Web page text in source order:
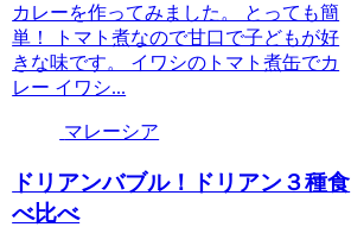
カレーを作ってみました。 とっても簡
単！ トマト煮なので甘口で子どもが好
きな味です。 イワシのトマト煮缶でカ
レー イワシ...
マレーシア
ドリアンバブル！ドリアン３種食
べ比べ